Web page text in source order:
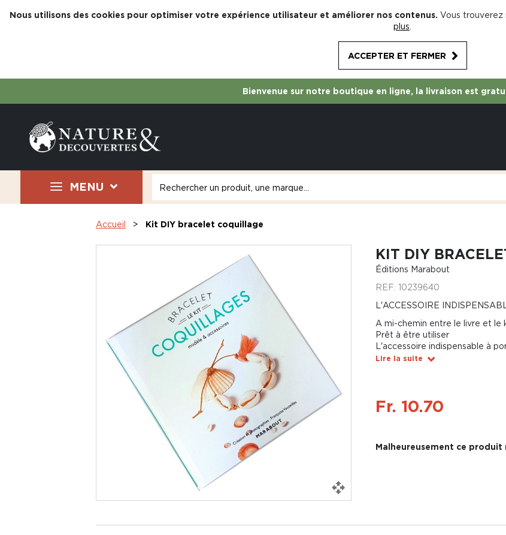
Nous utilisons des cookies pour optimiser votre expérience utilisateur et améliorer nos contenus. Vous trouverez
plus
ACCEPTER ET FERMER
Bienvenue sur notre boutique en ligne, la livraison est
MENU
Accueil Kit DIY bracelet coquillage
KIT DIY
Éditions Marabout
REF. 10239640
L'ACCESSOIRE
A mi-chemin entre le livre et le
Prêt à être utiliser
L'accessoire indispensable à
Lire la suite
Fr. 10.70
Malheureusement ce